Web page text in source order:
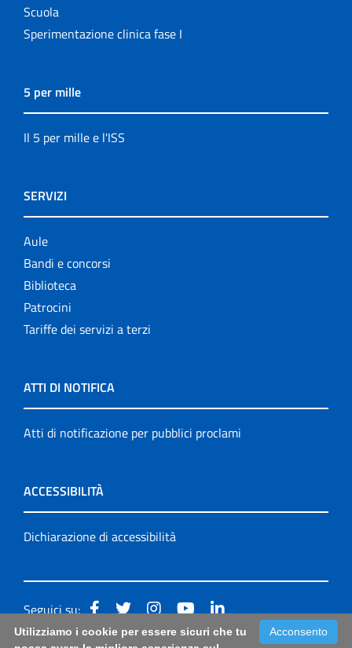
Scuola
Sperimentazione clinica fase I
5 per mille
Il 5 per mille e l'ISS
SERVIZI
Aule
Bandi e concorsi
Biblioteca
Patrocini
Tariffe dei servizi a terzi
ATTI DI NOTIFICA
Atti di notificazione per pubblici proclami
ACCESSIBILITÀ
Dichiarazione di accessibilità
Seguici su:
Acconsento
Utilizziamo i cookie per essere sicuri che tu